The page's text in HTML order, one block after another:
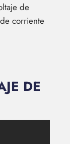
de
corriente
DE